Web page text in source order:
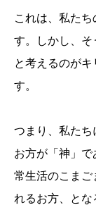
これは、私た
す。しかし、そ
と考えるのが
す。
つまり、私たち
お方が「神」で
常生活のこまご
れるお方、とな